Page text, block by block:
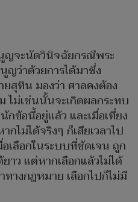
ญจะนัดวินิจฉัยกรณีพระ
ว่าด้วยการได้มาซึ่ง
สุทิน มองว่า ศาลคงต้อง
ไม่เช่นนั้นจะเกิดผลกระทบ
กข้อนี้อยู่แล้ว และเมื่อเที่ยง
กไม่ได้จริงๆ ก็เสียเวลาไป
เลือกในระบบที่ชัดเจน ถูก
าว แต่หากเลือกแล้วไม่ได้
างกฎหมาย เลือกไปก็ไม่มี